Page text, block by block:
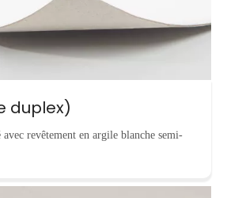
duplex)
revêtement en argile blanche semi-